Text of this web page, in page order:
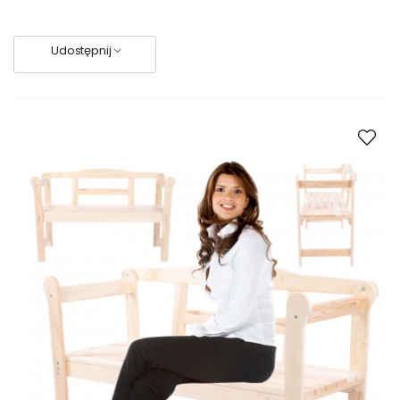
ławki ogrodowe drewniane. To inwestycja, która pozwoli Ci
cieszyć się eleganckim i funkcjonalnym otoczeniem przez
Aranżując przestrzeń, dostosuj rodzaj, liczbę i kształt mebli do
wielkości meblowanego terenu. Uwzględnij potrzeby Twoje i
Twych bliskich. W naszej ofercie znajdziesz stoły, skrzynie i
ławki dostosowane do wymagań każdego członka rodziny.
Lubisz grillować? Przyda Ci się specjalny stół ogrodowy z
blaszanym blatem, który ułatwi Ci przygotowywanie mięsa i
przyrządzanie posiłków. Twoje dzieci uwielbiają zabawy w
ogrodzie? Z pewnością ucieszą się z wygodnego i
bezpiecznego stolika z ławką, którego wielkość jest
dostosowana do małych użytkowników. A może poszukujesz
miejsca do przechowywania narzędzi i akcesoriów
ogrodowych? Ławy drewniane na taras z pojemnymi
skrzyniami sprawdzą się do tego zadania doskonale. Pozwolą
Ci na wygodne przechowywanie rozmaitych przedmiotów, a
Udostępnij